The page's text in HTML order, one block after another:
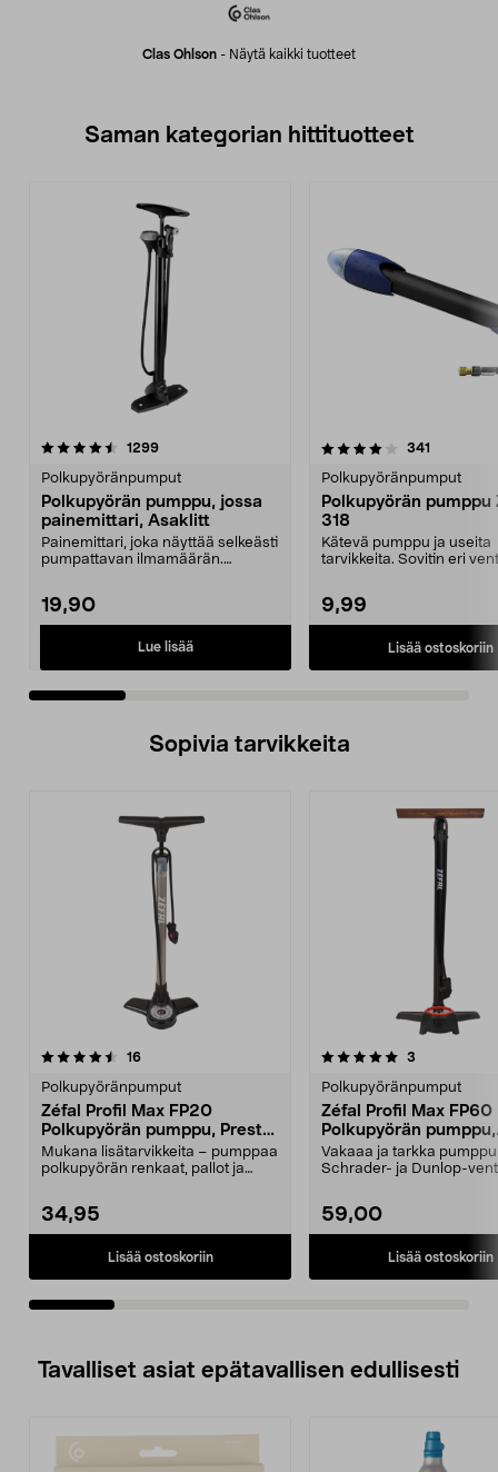
Clas Ohlson - Näytä kaikki tuotteet
Saman kategorian hittituotteet
1299arvostelut
Polkupyöränpumput
Polkupyörän pumppu, jossa
painemittari, Asaklitt
Painemittari, joka näyttää selkeästi
pumpattavan ilmamäärän.
19,90
Lue lisää
4.0 viidestä
341
Polkupyöränpumput
Polkupyörän pumppu
318
Kätevä pumppu ja useita
tarvikkeita. Sovitin eri
9,99
Lisää ostoskoriin
4.0 viidestä
Sopivia tarvikkeita
16arvostelut
Polkupyöränpumput
Zéfal Profil Max FP20
Polkupyörän pumppu, Presta,
Schrader, Dunlop
Mukana lisätarvikkeita – pumppaa
polkupyörän renkaat, pallot ja
34,95
Lisää ostoskoriin
5.0viidestä
3
Polkupyöränpumput
Zéfal Profil Max FP60
Polkupyörän pumppu,
premium
Vakaaa ja tarkka
Schrader- ja Dunlop-
59,00
Lisää ostoskoriin
4.5viidestä
Tavalliset asiat epätavallisen edullisesti